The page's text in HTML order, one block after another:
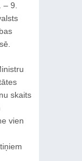
– 9.
skaits
vien